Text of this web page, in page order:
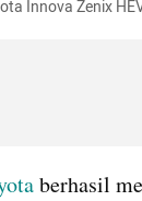
Innova Zenix
berhasil